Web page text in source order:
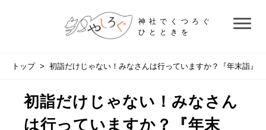
神社でくつろぐ
ひとときを
トップ> 初詣だけじゃない！みなさんは行っていますか？『年末詣』
初詣だけじゃない！みなさん
は行っていますか？『年末